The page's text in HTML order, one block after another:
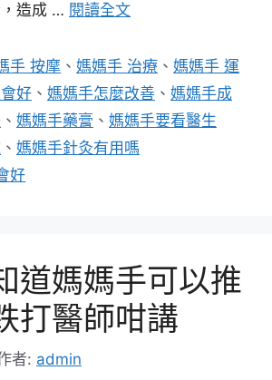
造成 … 閱讀全文
手 按摩 、媽媽手 治療 、媽媽手 運
好 、 媽媽手怎麼改善 、 媽媽手成
、 媽媽手藥膏 、 媽媽手要看醫生
、 媽媽手針灸有用嗎
好
道媽媽手可以推
打醫師咁講
者: admin